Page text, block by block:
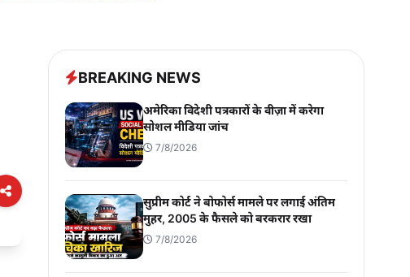
BREAKING NEWS
अमेरिका विदेशी पत्रकारों के वीज़ा में करेगा
सोशल मीडिया जांच
7/8/2026
सुप्रीम कोर्ट ने बोफोर्स मामले पर लगाई अंतिम
मुहर, 2005 के फैसले को बरकरार रखा
7/8/2026